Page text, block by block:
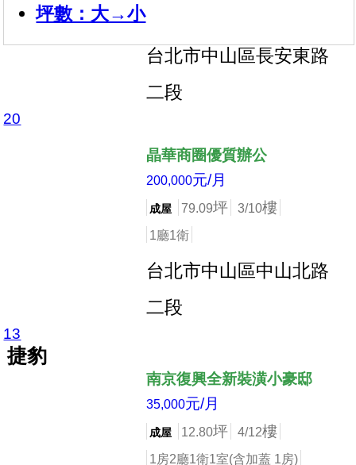
坪數：大→小
台北市中山區長安東路
二段
店長推薦
20
晶華商圈優質辦公
200,000元/月
成屋 79.09坪 3/10樓
1廳1衛
台北市中山區中山北路
二段
店長推薦
13
捷豹
南京復興全新裝潢小豪邸
35,000元/月
成屋 12.80坪 4/12樓
1房2廳1衛1室(含加蓋 1房)